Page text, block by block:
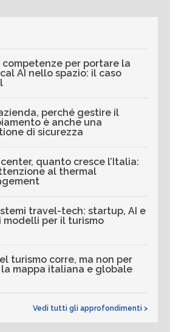
competenze per portare la
AI nello spazio: il caso
perché gestire il
è anche una
di sicurezza
quanto cresce l’Italia:
al thermal
travel-tech: startup, AI e
modelli per il turismo
turismo corre, ma non per
mappa italiana e globale
Vedi tutti gli approfondimenti >